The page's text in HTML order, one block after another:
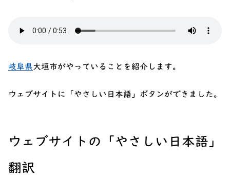
岐阜県大垣市がやっていることを紹介します。
ウェブサイトに「やさしい日本語」ボタンができました。
ウェブサイトの「やさしい日本語」
翻訳